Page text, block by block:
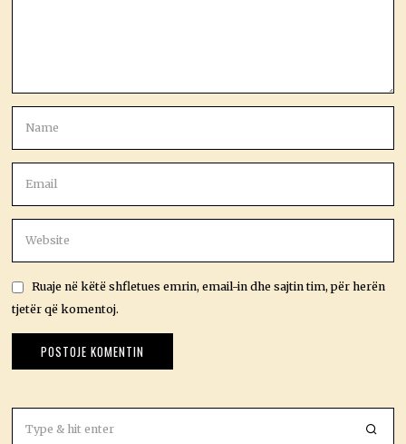
Ruaje në këtë shfletues emrin, email-in dhe sajtin tim, për herën
tjetër që komentoj.